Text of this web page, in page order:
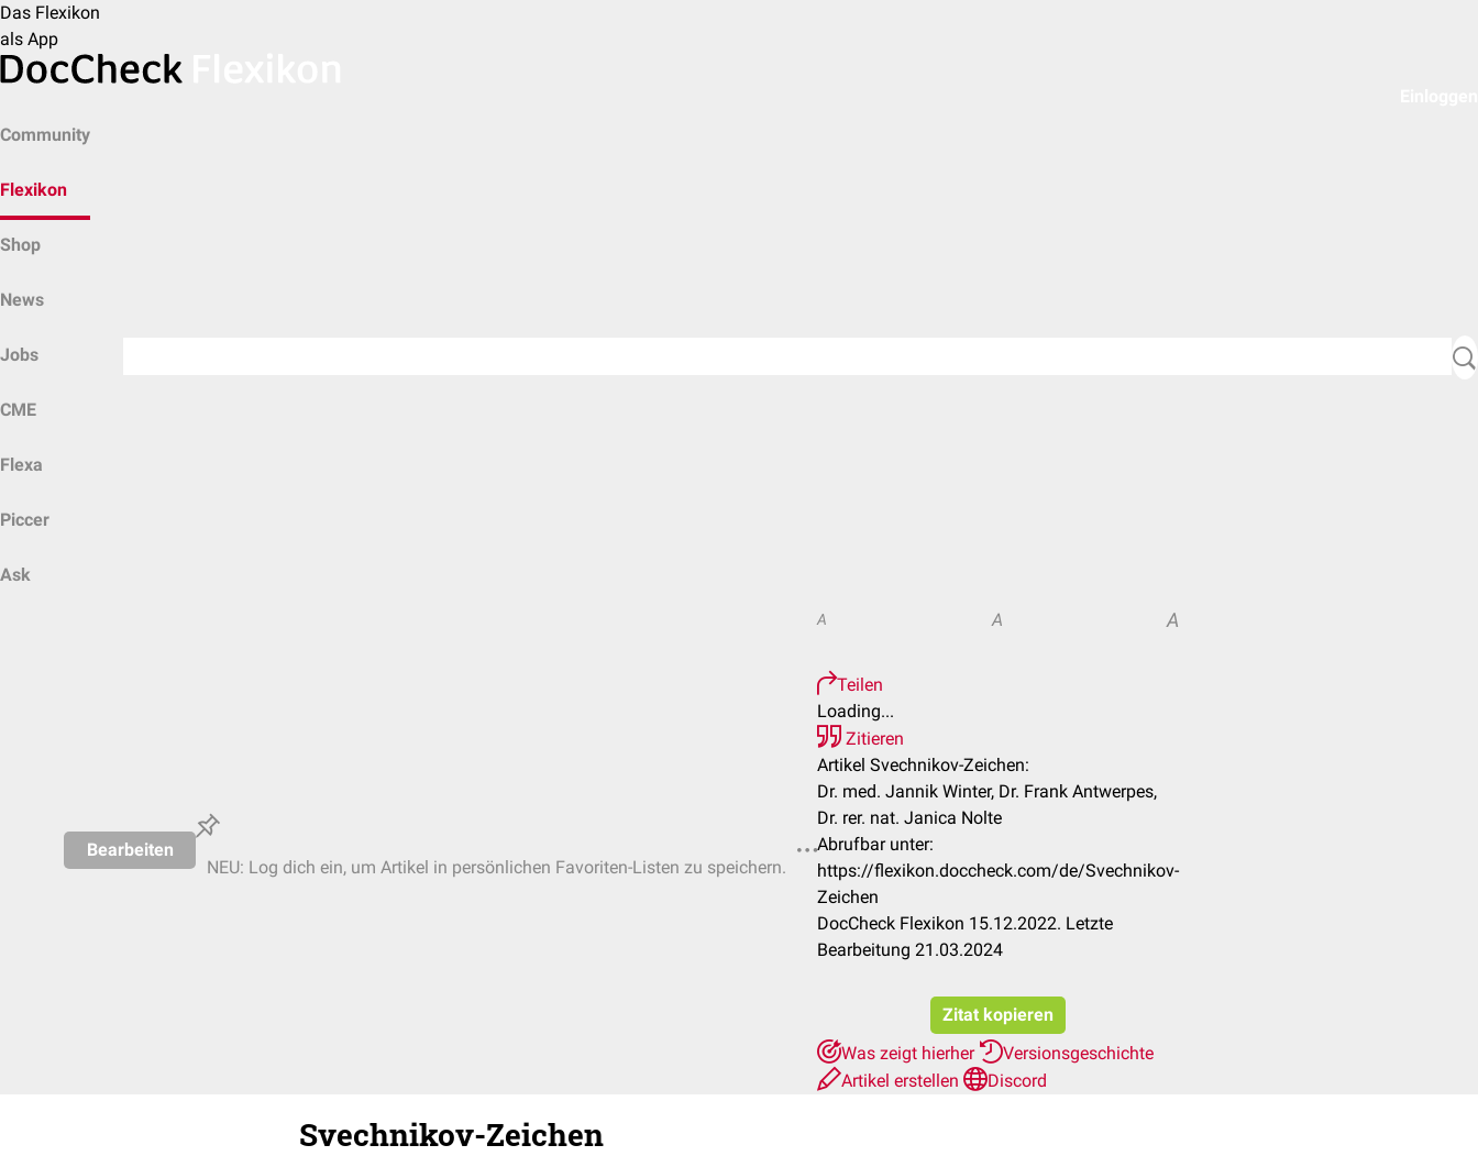
Das Flexikon
als App
Community
Flexikon
Shop
News
Jobs
CME
Flexa
Piccer
Ask
Bearbeiten
NEU: Log dich ein, um Artikel in persönlichen Favoriten-Listen zu speichern.
A A A
Teilen
Loading...
Zitieren
Artikel Svechnikov-Zeichen:
Dr. med. Jannik Winter, Dr. Frank Antwerpes,
Dr. rer. nat. Janica Nolte
Abrufbar unter:
https://flexikon.doccheck.com/de/Svechnikov-
Zeichen
DocCheck Flexikon 15.12.2022. Letzte
Bearbeitung 21.03.2024
Zitat kopieren
Was zeigt hierher
Versionsgeschichte
Artikel erstellen
Discord
Svechnikov-Zeichen